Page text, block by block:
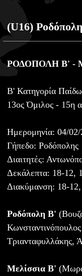
(U16)
ΡΟΔΟΠΟΛΗ Β' -
Β' Κατηγορία
13ος Όμιλος - 15η
Ημερομηνία: 04/
Γήπεδο: Ροδόπολης
Διαιτητές:
Δεκάλεπτα: 18-12,
Διακύμανση: 18-
Ροδόπολη Β'
Τριανταφυλλάκης,
Μελίσσια Β'